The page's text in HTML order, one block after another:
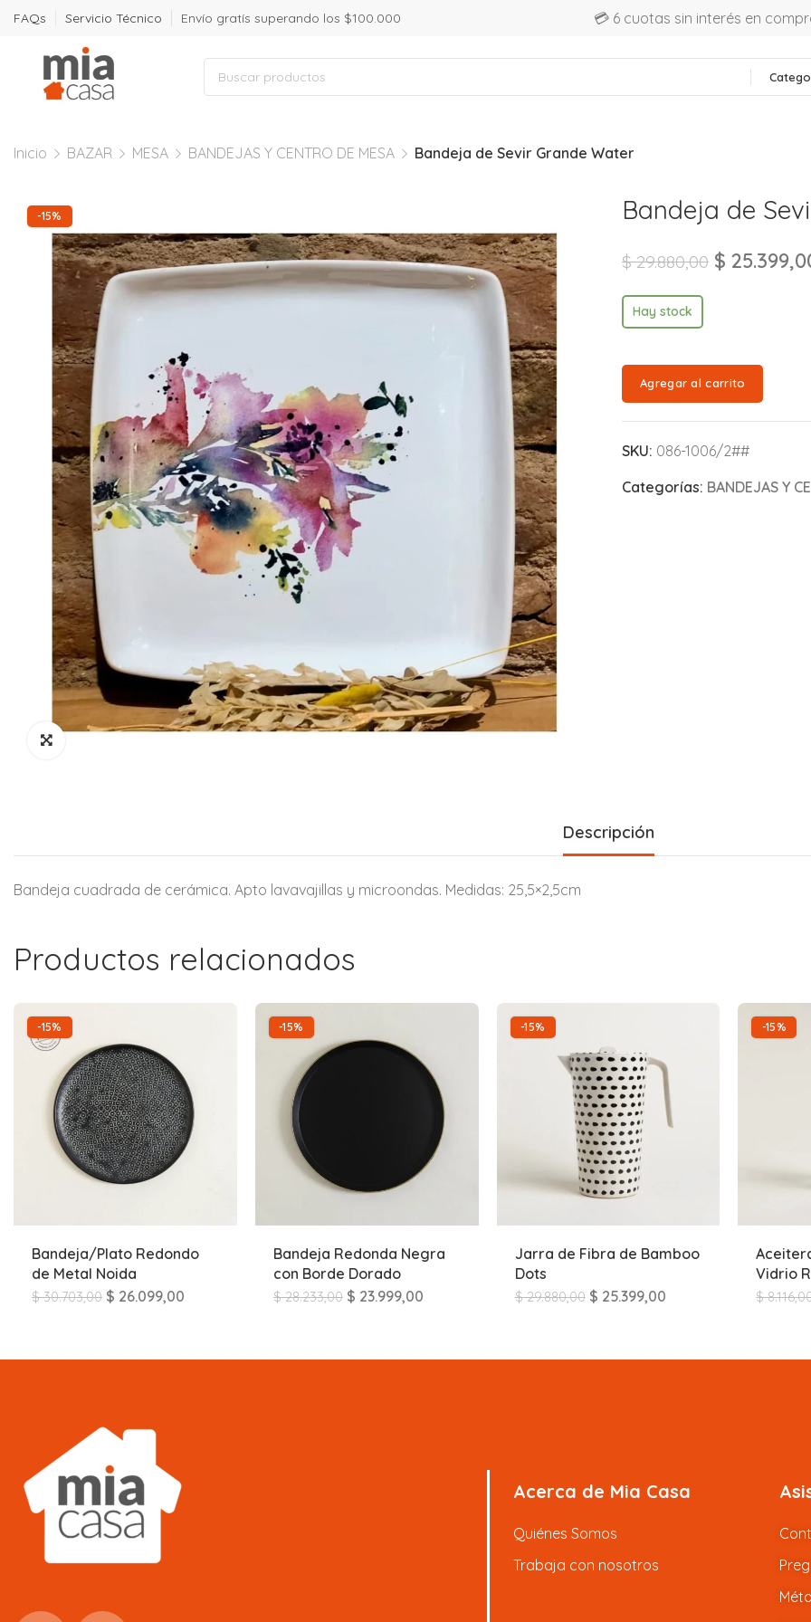
FAQs Servicio Técnico Envío gratís superando los $100.000 💳 6 cuotas sin interés en
Inicio BAZAR MESA BANDEJAS Y CENTRO DE MESA Bandeja de Sevir Grande Water
-15% Bandeja de
$29.880,00 $
Hay stock
Agregar al carrito
SKU: 086-1006/2##
Categorías: BANDEJAS Y
Descripción
Bandeja cuadrada de cerámica. Apto lavavajillas y microondas. Medidas: 25,5×2,5cm
Productos relacionados
-15%
Bandeja/Plato Redondo
de Metal Noida
$30.703,00 $ 26.099,00
-15%
Bandeja Redonda Negra
con Borde Dorado
$28.233,00 $ 23.999,00
-15%
Jarra de Fibra de Bamboo
Dots
$29.880,00 $ 25.399,00
-15%
Vidrio
$
Acerca de Mia Casa
Quiénes Somos
Trabaja con nosotros